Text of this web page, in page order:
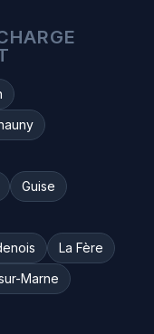
Guise
La Fère
Marne